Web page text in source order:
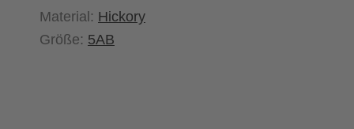
Material: Hickory
Größe: 5AB